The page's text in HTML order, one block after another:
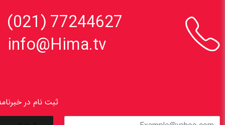

77244627 (021)
info@Hima.tv
ثبت نام در